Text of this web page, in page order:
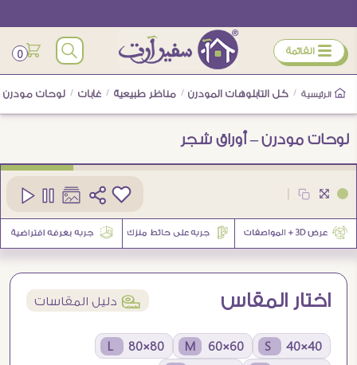
ÿ القائمة 0
الرئيسية / كل التابلوهات المودرن / مناظر طبيعية / غابات / لوحات مودرن
لوحات مودرن – أوراق شجر
اختار المقاس í دليل المقاسات
40×40 S
60×60 M
80×80 L